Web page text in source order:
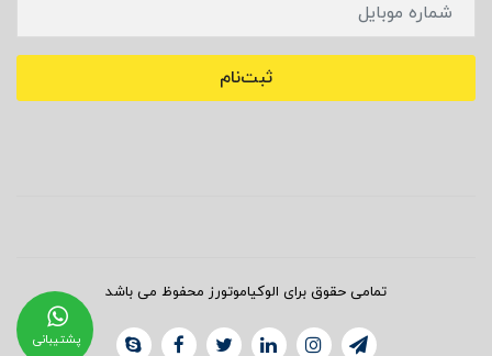
پشتیبانی
ثبت‌نام
تمامی حقوق برای الوکیاموتورز محفوظ می باشد